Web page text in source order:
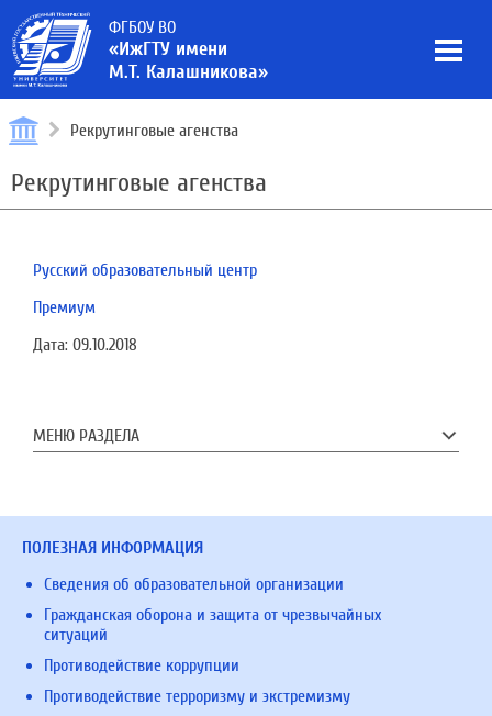
ФГБОУ ВО
«ИжГТУ имени
М.Т. Калашникова»
Рекрутинговые агенства
Рекрутинговые агенства
Русский образовательный центр
Премиум
Дата: 09.10.2018
МЕНЮ РАЗДЕЛА
ПОЛЕЗНАЯ ИНФОРМАЦИЯ
Сведения об образовательной организации
Гражданская оборона и защита от чрезвычайных
ситуаций
Противодействие коррупции
Противодействие терроризму и экстремизму